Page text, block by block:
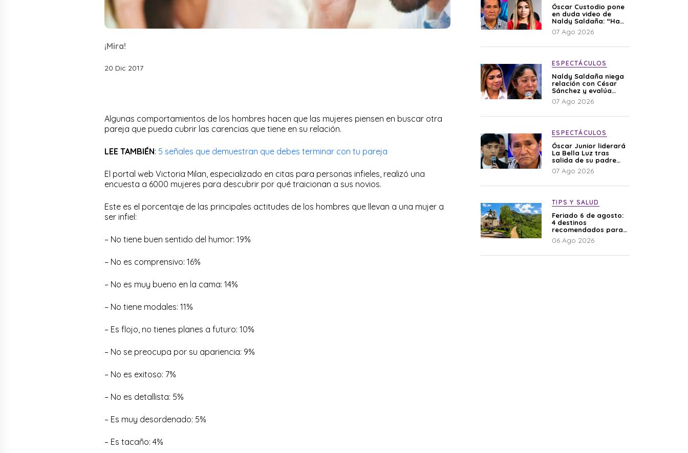
¡Mira!
20 Dic 2017
Algunas comportamientos de los hombres hacen que las mujeres piensen en buscar otra
pareja que pueda cubrir las carencias que tiene en su relación.
LEE TAMBIÉN: 5 señales que demuestran que debes terminar con tu pareja
El portal web Victoria Milan, especializado en citas para personas infieles, realizó una
encuesta a 6000 mujeres para descubrir por qué traicionan a sus novios.
Este es el porcentaje de las principales actitudes de los hombres que llevan a una mujer a
ser infiel:
– No tiene buen sentido del humor: 19%
– No es comprensivo: 16%
– No es muy bueno en la cama: 14%
– No tiene modales: 11%
– Es flojo, no tienes planes a futuro: 10%
– No se preocupa por su apariencia: 9%
– No es exitoso: 7%
– No es detallista: 5%
– Es muy desordenado: 5%
– Es tacaño: 4%
Óscar Custodio pone
en duda video de
Naldy Saldaña: “Hay
cosas que de repente
se han editado”
07 Ago 2026
ESPECTÁCULOS
Naldy Saldaña niega
relación con César
Sánchez y evalúa
denunciar a su
esposa: “Es una
07 Ago 2026
ESPECTÁCULOS
Óscar Junior liderará
La Bella Luz tras
salida de su padre
por polémica con
Naldy Saldaña
07 Ago 2026
TIPS Y SALUD
Feriado 6 de agosto:
4 destinos
recomendados para
disfrutar el descanso
06 Ago 2026